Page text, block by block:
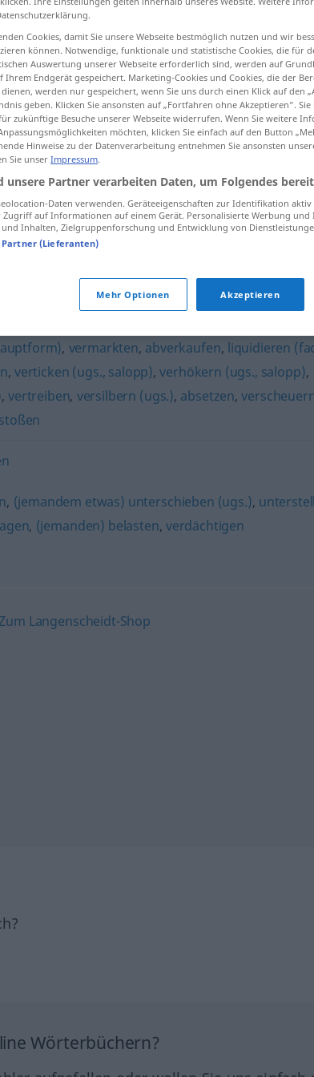
jemandemetwasunterjubeln
, vermarkten, abverkaufen, liquidieren
, verticken (ugs., salopp),verhökern (ugs., salopp),
,vertreiben, versilbern (ugs.), absetzen,
, (jemandem etwas) unterschieben (ugs.),
, (jemanden) belasten, verdächtigen
Wörterbüchern?
Cookies, damit Sie unsere Webseite bestmöglich nutzen und wir
können. Notwendige, funktionale und statistische Cookies, die für
Auswertung unserer Webseite erforderlich sind, werden auf
Ihrem Endgerät gespeichert. Marketing-Cookies und Cookies, die der
werden nur gespeichert, wenn Sie uns durch einen Klick auf den
geben. Klicken Sie ansonsten auf „Fortfahren ohne Akzeptieren“.
zukünftige Besuche unserer Webseite widerrufen. Wenn Sie weitere
möchten, klicken Sie einfach auf den Button
Hinweise zu der Datenverarbeitung entnehmen Sie ansonsten
Sie unser Impressum.
unsere Partner verarbeiten Daten, um Folgendes
Daten verwenden. Geräteeigenschaften zur Identifikation
auf Informationen auf einem Gerät. Personalisierte Werbung und
Inhalten, Zielgruppenforschung und Entwicklung von
Partner (Lieferanten)
Mehr Optionen Akzeptieren